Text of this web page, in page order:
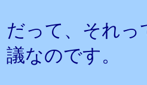
だって、それ
議なのです。